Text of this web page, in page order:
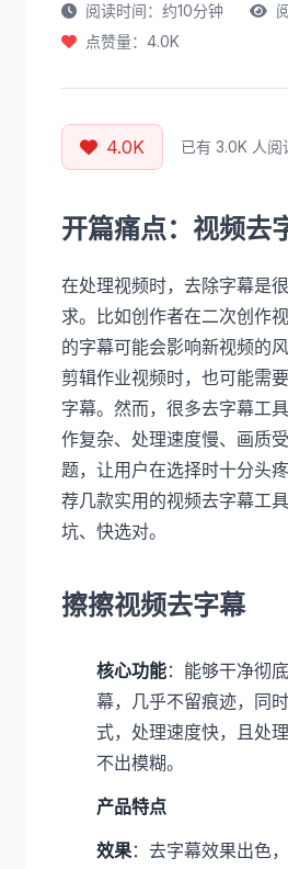
阅读时间：约10分钟
点赞量：4.0K
4.0K 已有 3.0K 人阅
开篇痛点：视频去
在处理视频时，去除字幕是
求。比如创作者在二次创作
的字幕可能会影响新视频的
剪辑作业视频时，也可能需
字幕。然而，很多去字幕工
作复杂、处理速度慢、画质
题，让用户在选择时十分头
荐几款实用的视频去字幕工
坑、快选对。
擦擦视频去字幕
核心功能：能够干净彻
幕，几乎不留痕迹，同
式，处理速度快，且处
不出模糊。
产品特点
效果：去字幕效果出色